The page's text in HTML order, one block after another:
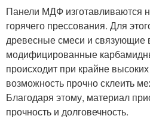
Панели МДФ изготавливаются
горячего прессования. Для
древесные смеси и связующие
модифицированные
происходит при крайне
возможность прочно склеить
Благодаря этому, материал
прочность и долговечность.